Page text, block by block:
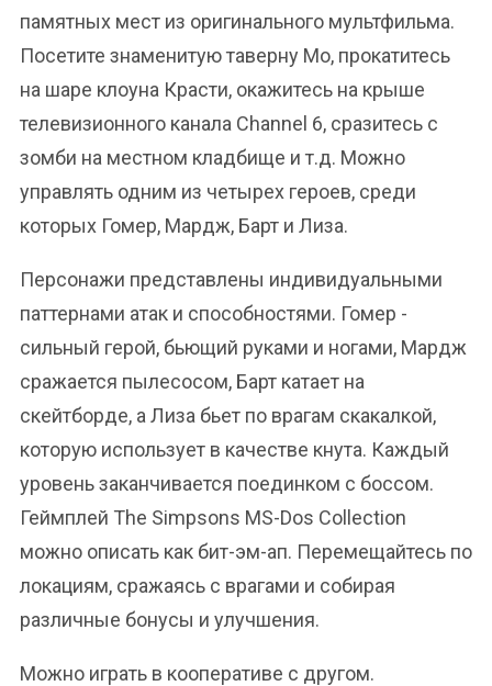
памятных мест из оригинального мультфильма.
Посетите знаменитую таверну Мо, прокатитесь
на шаре клоуна Красти, окажитесь на крыше
телевизионного канала Channel 6, сразитесь с
зомби на местном кладбище и т.д. Можно
управлять одним из четырех героев, среди
которых Гомер, Мардж, Барт и Лиза.
Персонажи представлены индивидуальными
паттернами атак и способностями. Гомер -
сильный герой, бьющий руками и ногами, Мардж
сражается пылесосом, Барт катает на
скейтборде, а Лиза бьет по врагам скакалкой,
которую использует в качестве кнута. Каждый
уровень заканчивается поединком с боссом.
Геймплей The Simpsons MS-Dos Collection
можно описать как бит-эм-ап. Перемещайтесь по
локациям, сражаясь с врагами и собирая
различные бонусы и улучшения.
Можно играть в кооперативе с другом.